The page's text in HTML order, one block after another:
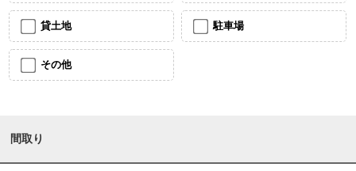
貸土地 駐車場
その他
間取り